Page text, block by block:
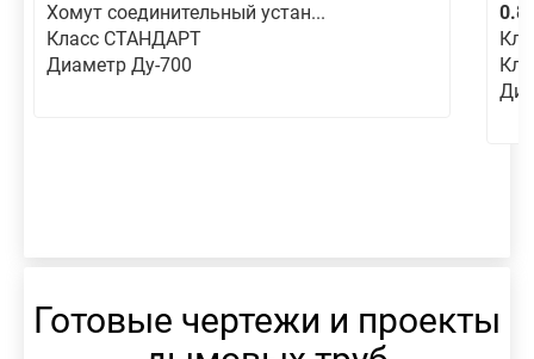
Хомут соединительный устан...
Класс СТАНДАРТ
Диаметр Ду-700
Готовые чертежи и проекты